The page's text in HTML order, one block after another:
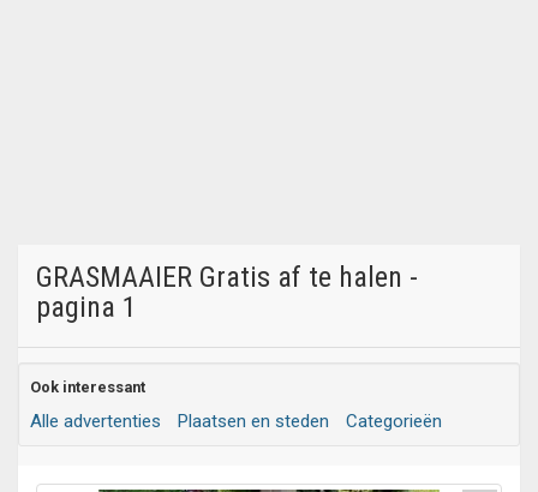
GRASMAAIER Gratis af te halen -
pagina 1
Ook interessant
Alle advertenties Plaatsen en steden Categorieën